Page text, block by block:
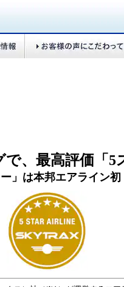
、最高評価「5
」は本邦エアライン初